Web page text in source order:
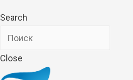
Search
Close